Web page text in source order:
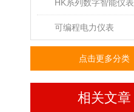
HK系列数字智能仪表
可编程电力仪表
点击更多分类
相关文章